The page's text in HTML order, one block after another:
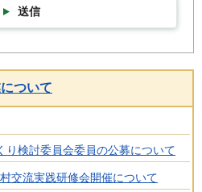
送信
ついて
り検討委員会委員の公募について
交流実践研修会開催について